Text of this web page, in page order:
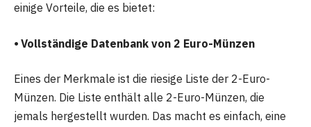
einige Vorteile, die es bietet:
⦁ Vollständige Datenbank von 2 Euro-Münzen
Eines der Merkmale ist die riesige Liste der 2-Euro-
Münzen. Die Liste enthält alle 2-Euro-Münzen, die
jemals hergestellt wurden. Das macht es einfach, eine